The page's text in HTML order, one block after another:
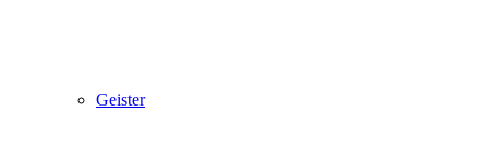
Geister